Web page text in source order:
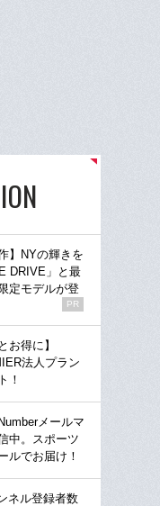
】NYの輝きを
DRIVE」と最
定モデルが登
PR
お得に】
法人プラン
！
メールマ
中。スポーツ
ルでお届け！
ネル登録者数